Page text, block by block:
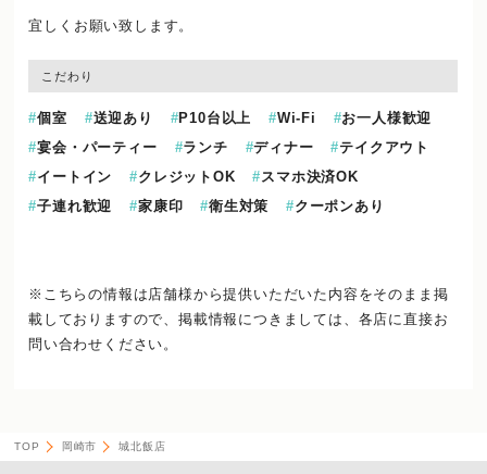
宜しくお願い致します。
こだわり
個室 送迎あり P10台以上 Wi-Fi
お一人様歓迎
宴会・パーティー
ランチ ディナー
テイクアウト
イートイン
クレジットOK
スマホ決済OK
子連れ歓迎
家康印 衛生対策 クーポンあり
※こちらの情報は店舗様から提供いただいた内容をそのまま掲
載しておりますので、掲載情報につきましては、各店に直接お
問い合わせください。
TOP 岡崎市 城北飯店